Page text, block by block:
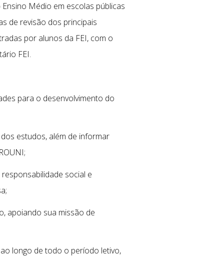
Médio em escolas públicas
de revisão dos principais
por alunos da FEI, com o
FEI.
para o desenvolvimento do
estudos, além de informar
social e
apoiando sua missão de
longo de todo o período letivo,